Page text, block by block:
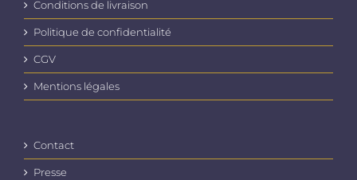
Conditions de livraison
Politique de confidentialité
CGV
Mentions légales
Contact
Presse